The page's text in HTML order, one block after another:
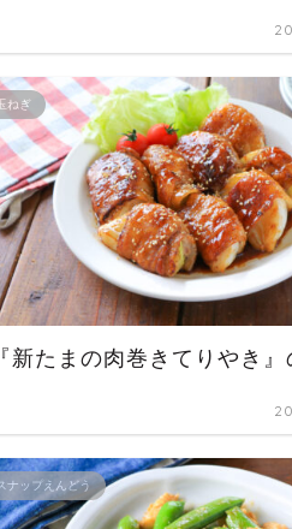
ねぎ
『新たまの肉巻きてりやき
ナップえんどう